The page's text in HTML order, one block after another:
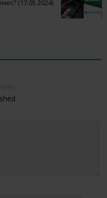
(17.05.2024)